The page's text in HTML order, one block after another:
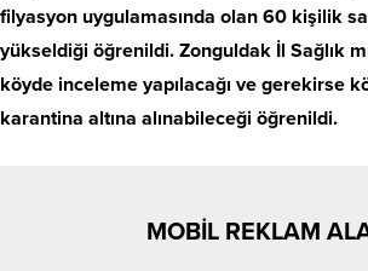
filyasyon uygulamasında olan 60 kişilik
yükseldiği öğrenildi. Zonguldak İl Sağlık
köyde inceleme yapılacağı ve gerekirse
karantina altına alınabileceği öğrenildi.
MOBİL REKLAM